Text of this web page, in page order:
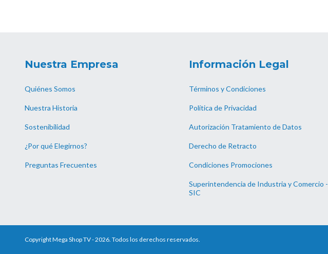
Nuestra Empresa
Quiénes Somos
Nuestra Historia
Sostenibilidad
¿Por qué Elegirnos?
Preguntas Frecuentes
Información Legal
Términos y Condiciones
Política de Privacidad
Autorización Tratamiento de Datos
Derecho de Retracto
Condiciones Promociones
Superintendencia de Industria y Comercio -
SIC
Copyright Mega Shop TV - 2026. Todos los derechos reservados.